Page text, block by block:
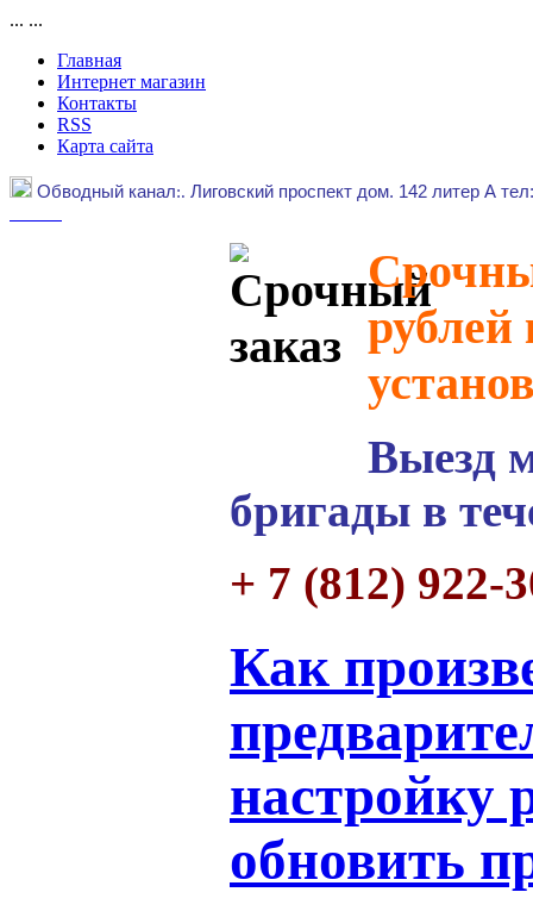
... ...
Главная
Интернет магазин
Контакты
RSS
Карта сайта
Обводный канал:. Лиговский проспект дом. 142 литер А
рублей
Выезд
бригады в
+ 7 (812) 922-
Как
настройку
обновить